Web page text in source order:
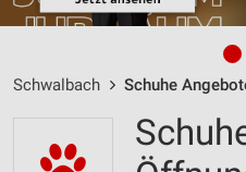
Schwalbach Schuhe